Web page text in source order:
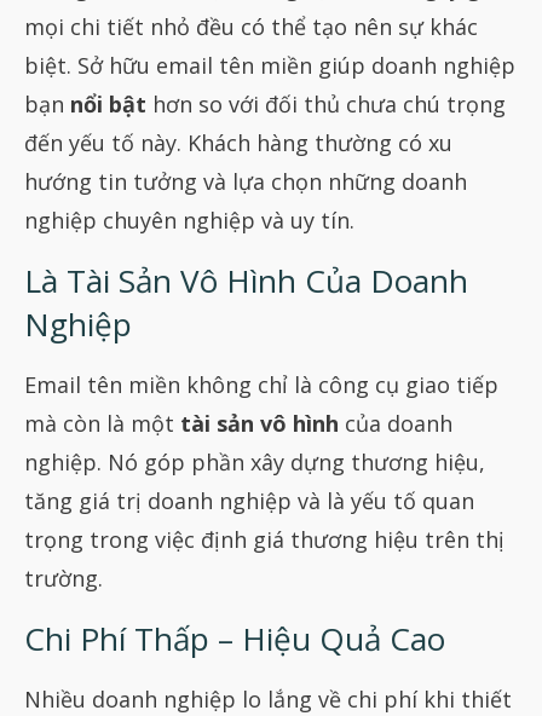
mọi chi tiết nhỏ đều có thể tạo nên sự khác
biệt. Sở hữu email tên miền giúp doanh nghiệp
bạn nổi bật hơn so với đối thủ chưa chú trọng
đến yếu tố này. Khách hàng thường có xu
hướng tin tưởng và lựa chọn những doanh
nghiệp chuyên nghiệp và uy tín.
Là Tài Sản Vô Hình Của Doanh
Nghiệp
Email tên miền không chỉ là công cụ giao tiếp
mà còn là một tài sản vô hình của doanh
nghiệp. Nó góp phần xây dựng thương hiệu,
tăng giá trị doanh nghiệp và là yếu tố quan
trọng trong việc định giá thương hiệu trên thị
trường.
Chi Phí Thấp – Hiệu Quả Cao
Nhiều doanh nghiệp lo lắng về chi phí khi thiết